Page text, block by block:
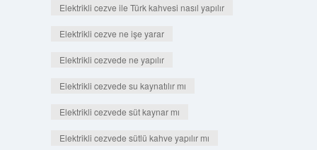
Elektrikli cezve ile Türk kahvesi nasıl yapılır
Elektrikli cezve ne işe yarar
Elektrikli cezvede ne yapılır
Elektrikli cezvede su kaynatılır mı
Elektrikli cezvede süt kaynar mı
Elektrikli cezvede sütlü kahve yapılır mı